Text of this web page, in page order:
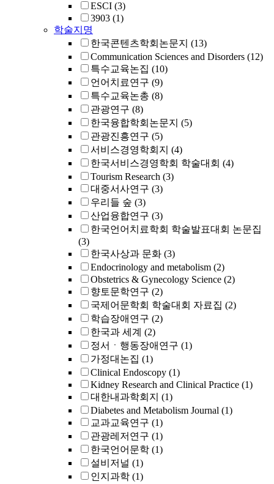
ESCI (3)
3903 (1)
학술지명
한국콘텐츠학회논문지 (13)
Communication Sciences and Disorders (12)
특수교육논집 (10)
언어치료연구 (9)
특수교육논총 (8)
관광연구 (8)
한국융합학회논문지 (5)
관광진흥연구 (5)
서비스경영학회지 (4)
한국서비스경영학회 학술대회 (4)
Tourism Research (3)
대중서사연구 (3)
우리들 숲 (3)
산업융합연구 (3)
한국언어치료학회 학술발표대회 논문집
(3)
한국사상과 문화 (3)
Endocrinology and metabolism (2)
Obstetrics & Gynecology Science (2)
향토문학연구 (2)
국제어문학회 학술대회 자료집 (2)
학습장애연구 (2)
한국과 세계 (2)
정서ㆍ행동장애연구 (1)
가정대논집 (1)
Clinical Endoscopy (1)
Kidney Research and Clinical Practice (1)
대한내과학회지 (1)
Diabetes and Metabolism Journal (1)
교과교육연구 (1)
관광레저연구 (1)
한국언어문학 (1)
설비저널 (1)
인지과학 (1)